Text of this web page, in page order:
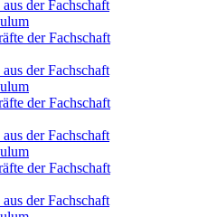
aus der Fachschaft
der Fachschaft
aus der Fachschaft
der Fachschaft
aus der Fachschaft
der Fachschaft
aus der Fachschaft